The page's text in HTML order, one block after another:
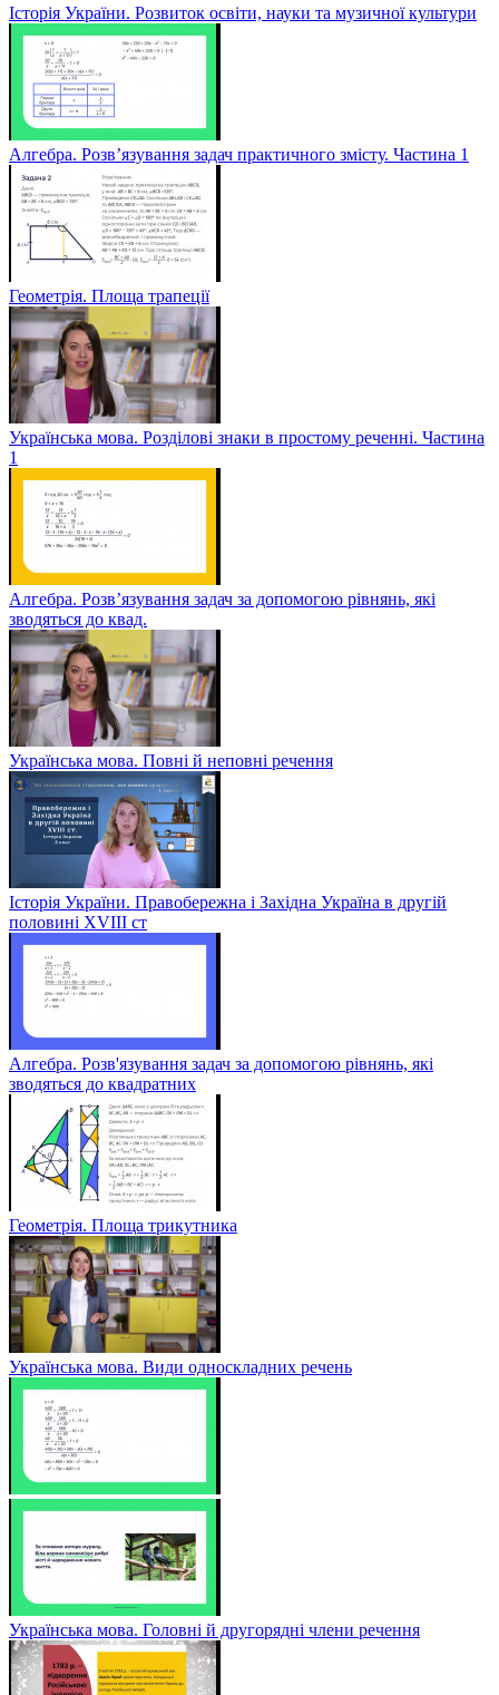
Історія України. Розвиток освіти, науки та музичної культури
Алгебра. Розв’язування задач практичного змісту. Частина 1
Геометрія. Площа трапеції
Українська мова. Розділові знаки в простому реченні. Частина
1
Алгебра. Розв’язування задач за допомогою рівнянь, які
зводяться до квад.
Українська мова. Повні й неповні речення
Історія України. Правобережна і Західна Україна в другій
половині XVIII ст
Алгебра. Розв'язування задач за допомогою рівнянь, які
зводяться до квадратних
Геометрія. Площа трикутника
Українська мова. Види односкладних речень
Українська мова. Головні й другорядні члени речення